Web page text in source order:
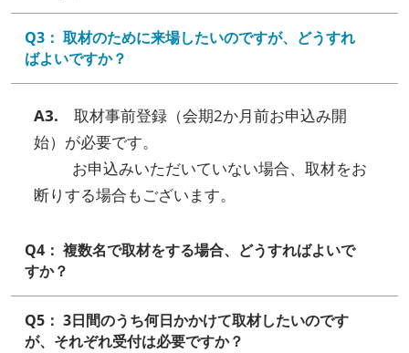
Q3： 取材のために来場したいのですが、どうすれ
ばよいですか？
A3. 取材事前登録（会期2か月前お申込み開
始）が必要です。
お申込みいただいていない場合、取材をお
断りする場合もございます。
Q4： 複数名で取材をする場合、どうすればよいで
すか？
Q5： 3日間のうち何日かかけて取材したいのです
が、それぞれ受付は必要ですか？